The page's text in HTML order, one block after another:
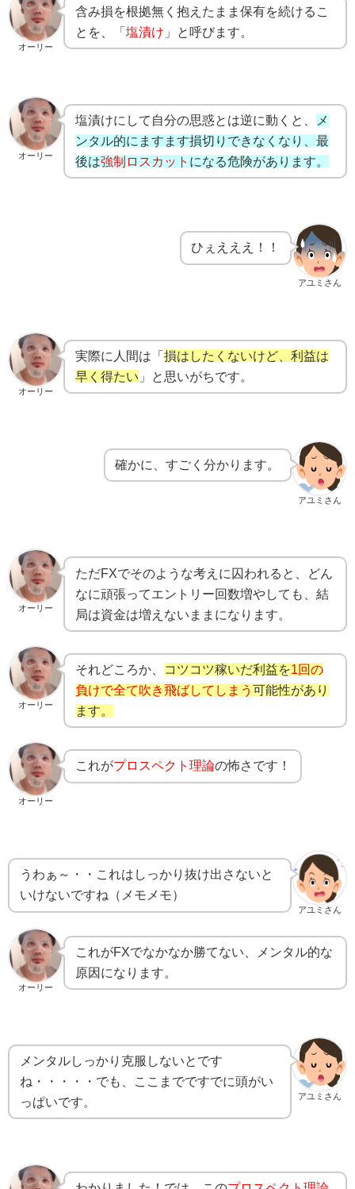
オーリー
含み損を根拠無く抱えたまま保有を続けるこ
とを、「 塩漬け 」と呼びます。
オーリー
塩漬けにして自分の思惑とは逆に動くと、
メ
ンタル的にますます損切りできなくなり、最
後は強制ロスカット になる危険があります。
アユミさん
ひぇえええ！！
オーリー
実際に人間は「 損はしたくないけど、利益は
早く得たい 」と思いがちです。
アユミさん
確かに、すごく分かります。
オーリー
ただFXでそのような考えに囚われると、どん
なに頑張ってエントリー回数増やしても、結
局は資金は増えないままになります。
オーリー
それどころか、 コツコツ稼いだ利益を1回の
負けで全て吹き飛ばしてしまう 可能性があり
ます。
オーリー
これがプロスペクト理論の怖さです！
アユミさん
うわぁ～・・これはしっかり抜け出さないと
いけないですね（メモメモ）
オーリー
これがFXでなかなか勝てない、メンタル的な
原因になります。
アユミさん
メンタルしっかり克服しないとです
ね・・・・・でも、ここまでですでに頭がい
っぱいです。